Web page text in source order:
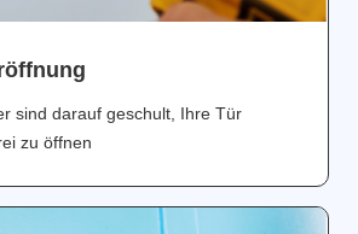
sind darauf geschult, Ihre Tür
zu öffnen